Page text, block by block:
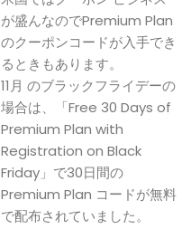
が盛んなのでPremium Plan
のクーポンコードが入手でき
るときもあります。
11月 のブラックフライデーの
場合は、「Free 30 Days of
Premium Plan with
Registration on Black
Friday」で30日間の
Premium Plan コードが無料
で配布されていました。